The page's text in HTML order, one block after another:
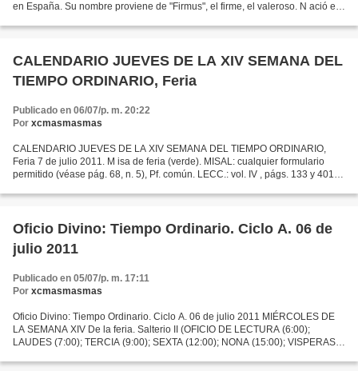
en España. Su nombre proviene de "Firmus", el firme, el valeroso. N ació en
CALENDARIO JUEVES DE LA XIV SEMANA DEL
TIEMPO ORDINARIO, Feria
Publicado en 06/07/p. m. 20:22
Por xcmasmasmas
CALENDARIO JUEVES DE LA XIV SEMANA DEL TIEMPO ORDINARIO,
Feria 7 de julio 2011. M isa de feria (verde). MISAL: cualquier formulario
permitido (véase pág. 68, n. 5), Pf. común. LECC.: vol. IV , págs. 133 y 401. -
Oficio Divino: Tiempo Ordinario. Ciclo A. 06 de
julio 2011
Publicado en 05/07/p. m. 17:11
Por xcmasmasmas
Oficio Divino: Tiempo Ordinario. Ciclo A. 06 de julio 2011 MIÉRCOLES DE
LA SEMANA XIV De la feria. Salterio II (OFICIO DE LECTURA (6:00);
LAUDES (7:00); TERCIA (9:00); SEXTA (12:00); NONA (15:00); VISPERAS